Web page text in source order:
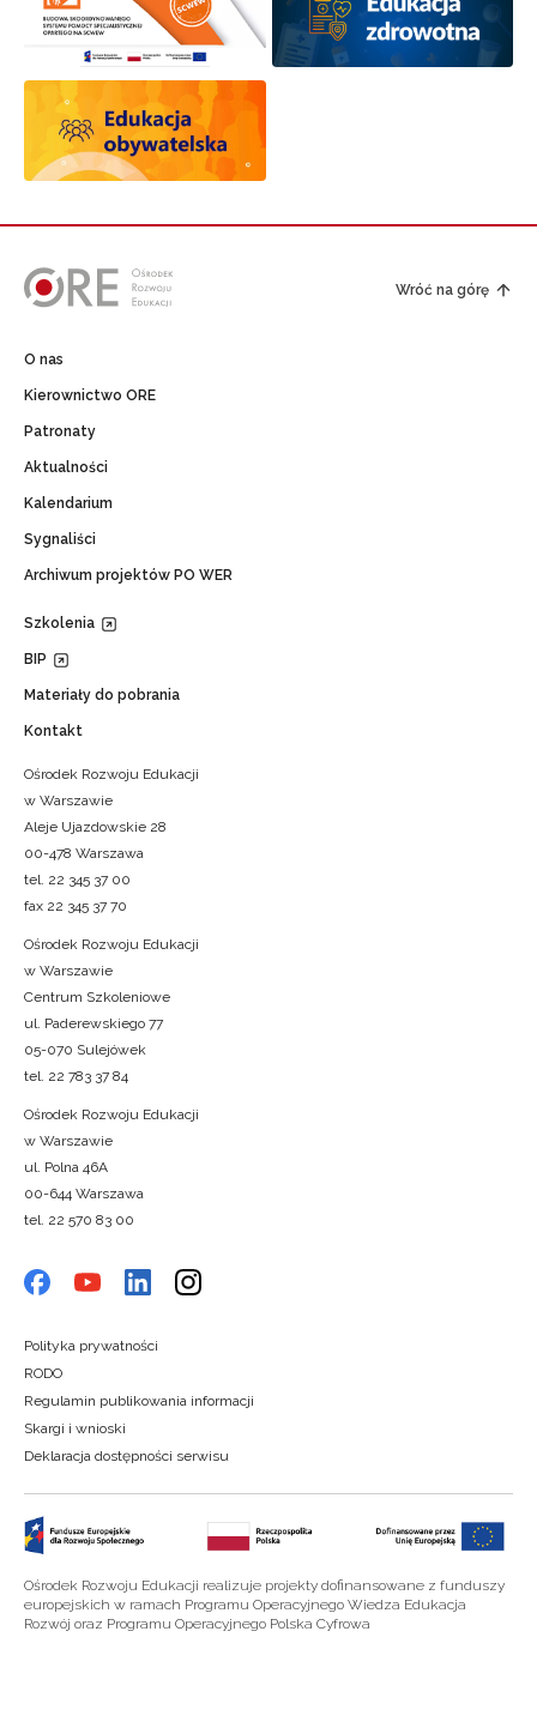
Wróć na górę
O nas
Kierownictwo ORE
Patronaty
Aktualności
Kalendarium
Sygnaliści
Archiwum projektów PO WER
Szkolenia
BIP
Materiały do pobrania
Kontakt
Ośrodek Rozwoju Edukacji
w Warszawie
Aleje Ujazdowskie 28
00-478 Warszawa
tel. 22 345 37 00
fax 22 345 37 70
Ośrodek Rozwoju Edukacji
w Warszawie
Centrum Szkoleniowe
ul. Paderewskiego 77
05-070 Sulejówek
tel. 22 783 37 84
Ośrodek Rozwoju Edukacji
w Warszawie
ul. Polna 46A
00-644 Warszawa
tel. 22 570 83 00
Polityka prywatności
RODO
Regulamin publikowania informacji
Skargi i wnioski
Deklaracja dostępności serwisu
Ośrodek Rozwoju Edukacji realizuje projekty dofinansowane z funduszy
europejskich w ramach Programu Operacyjnego Wiedza Edukacja
Rozwój oraz Programu Operacyjnego Polska Cyfrowa